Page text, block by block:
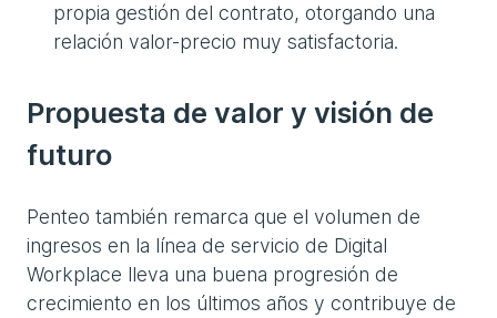
propia gestión del contrato, otorgando una
relación valor-precio muy satisfactoria.
Propuesta de valor y visión de
futuro
Penteo también remarca que el volumen de
ingresos en la línea de servicio de Digital
Workplace lleva una buena progresión de
crecimiento en los últimos años y contribuye de